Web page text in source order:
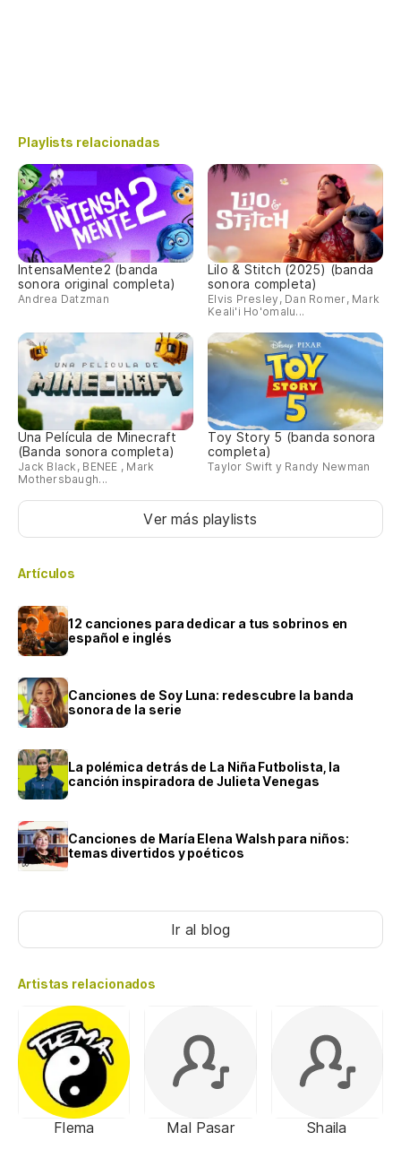
Playlists relacionadas
IntensaMente2 (banda
sonora original completa)
Andrea Datzman
Lilo & Stitch (2025) (banda
sonora completa)
Elvis Presley, Dan Romer, Mark
Keali'i Ho'omalu...
Una Película de Minecraft
(Banda sonora completa)
Jack Black, BENEE , Mark
Mothersbaugh...
Toy Story 5 (banda sonora
completa)
Taylor Swift y Randy Newman
Ver más playlists
Artículos
12 canciones para dedicar a tus sobrinos en
español e inglés
Canciones de Soy Luna: redescubre la banda
sonora de la serie
La polémica detrás de La Niña Futbolista, la
canción inspiradora de Julieta Venegas
Canciones de María Elena Walsh para niños:
temas divertidos y poéticos
Ir al blog
Artistas relacionados
Flema Mal Pasar Shaila